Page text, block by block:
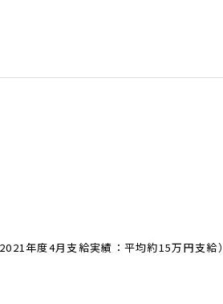
年度4月支給実績：平均約15万円支給）